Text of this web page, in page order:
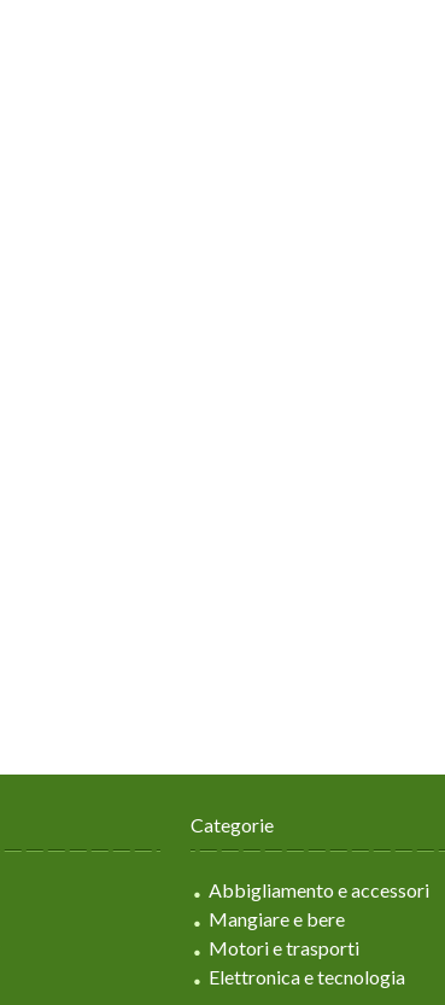
Categorie
Abbigliamento e accessori
Mangiare e bere
Motori e trasporti
Elettronica e tecnologia